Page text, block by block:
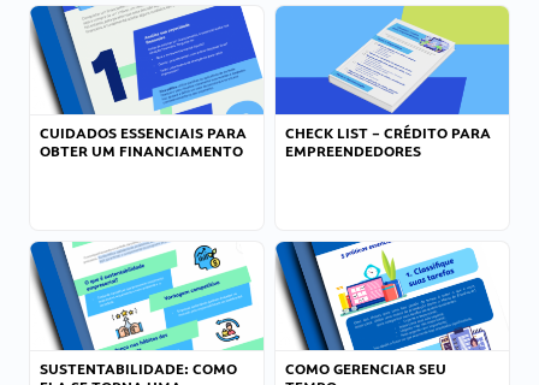
CUIDADOS ESSENCIAIS PARA
OBTER UM FINANCIAMENTO
CHECK LIST – CRÉDITO PARA
EMPREENDEDORES
SUSTENTABILIDADE: COMO
COMO GERENCIAR SEU